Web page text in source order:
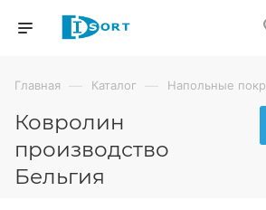
Главная — Каталог — Напольные
Ковролин
производство
Бельгия